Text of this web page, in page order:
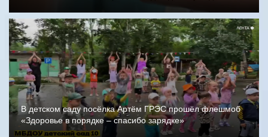
В детском саду посёлка Артём ГРЭС прошёл флешмоб
«Здоровье в порядке – спасибо зарядке»